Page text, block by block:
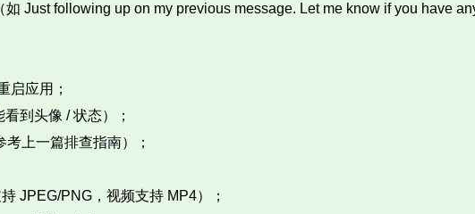
Just following up on my previous message. Let me know if you have
启应用；​
到头像 / 状态）；​
上一篇排查指南）；​
JPEG/PNG，视频支持 MP4）；​